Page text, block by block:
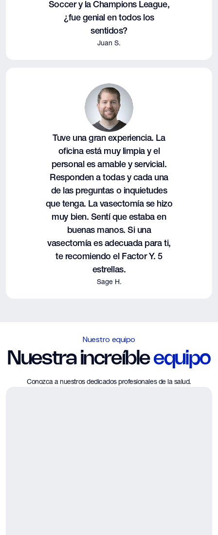
Soccer y la Champions League,
¿fue genial en todos los
sentidos?
Juan S.
Tuve una gran experiencia. La
oficina está muy limpia y el
personal es amable y servicial.
Responden a todas y cada una
de las preguntas o inquietudes
que tenga. La vasectomía se hizo
muy bien. Sentí que estaba en
buenas manos. Si una
vasectomía es adecuada para ti,
te recomiendo el Factor Y. 5
estrellas.
Sage H.
Nuestro equipo
Nuestra increíbleequipo
Conozca a nuestros dedicados profesionales de la salud.